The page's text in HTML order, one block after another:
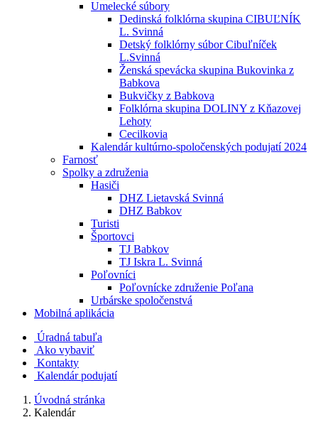
Umelecké súbory
Dedinská folklórna skupina CIBUĽNÍK
L. Svinná
Detský folklórny súbor Cibuľníček
L.Svinná
Ženská spevácka skupina Bukovinka z
Babkova
Bukvičky z Babkova
Folklórna skupina DOLINY z Kňazovej
Lehoty
Cecilkovia
Kalendár kultúrno-spoločenských podujatí 2024
Farnosť
Spolky a združenia
Hasiči
DHZ Lietavská Svinná
DHZ Babkov
Turisti
Športovci
TJ Babkov
TJ Iskra L. Svinná
Poľovníci
Poľovnícke združenie Poľana
Urbárske spoločenstvá
Mobilná aplikácia
Úradná tabuľa
Ako vybaviť
Kontakty
Kalendár podujatí
Úvodná stránka
Kalendár